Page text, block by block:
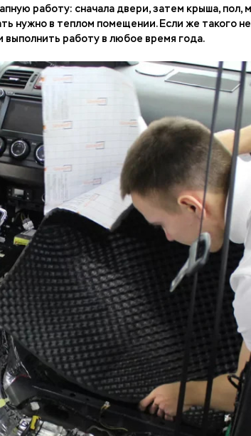
работу: сначала двери, затем крыша, пол,
нужно в теплом помещении. Если же такого
выполнить работу в любое время года.